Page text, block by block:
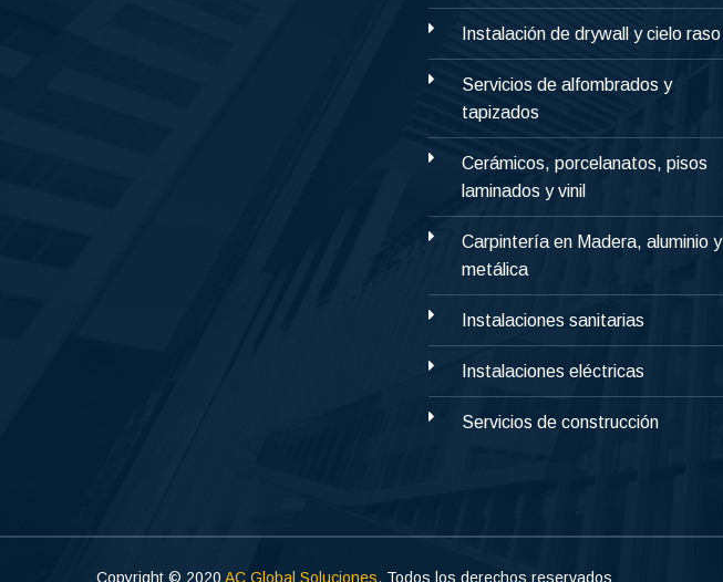
Instalación de drywall y cielo raso
Servicios de alfombrados y
tapizados
Cerámicos, porcelanatos, pisos
laminados y vinil
Carpintería en Madera, aluminio y
metálica
Instalaciones sanitarias
Instalaciones eléctricas
Servicios de construcción
Copyright © 2020 AC Global Soluciones, Todos los derechos reservados